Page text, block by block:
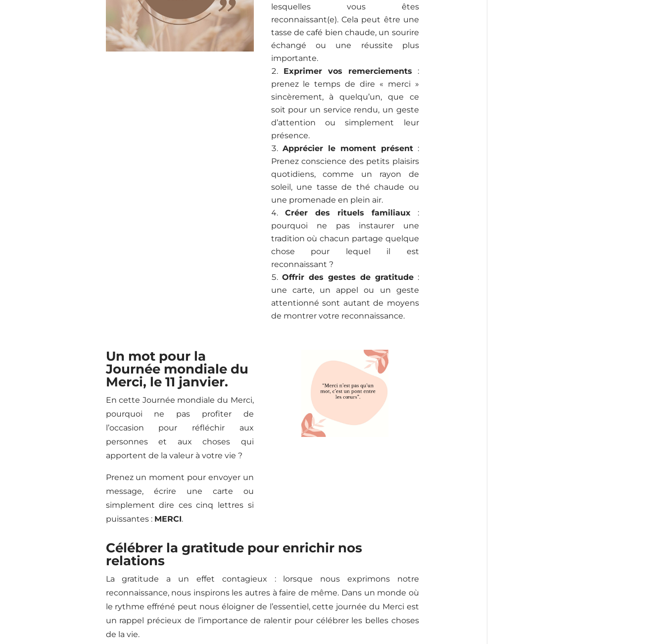
lesquelles vous êtes
reconnaissant(e). Cela peut être une
tasse de café bien chaude, un sourire
échangé ou une réussite plus
importante.
Exprimer vos remerciements :
prenez le temps de dire « merci »
sincèrement, à quelqu’un, que ce
soit pour un service rendu, un geste
d’attention ou simplement leur
présence.
Apprécier le moment présent:
Prenez conscience des petits plaisirs
quotidiens, comme un rayon de
soleil, une tasse de thé chaude ou
une promenade en plein air.
Créer des rituels familiaux:
pourquoi ne pas instaurer une
tradition où chacun partage quelque
chose pour lequel il est
reconnaissant ?
Offrir des gestes de gratitude:
une carte, un appel ou un geste
attentionné sont autant de moyens
de montrer votre reconnaissance.
Un mot pour la
Journée mondiale du
Merci, le 11 janvier.
En cette Journée mondiale du Merci,
pourquoi ne pas profiter de
l’occasion pour réfléchir aux
personnes et aux choses qui
apportent de la valeur à votre vie ?
Prenez un moment pour envoyer un
message, écrire une carte ou
simplement dire ces cinq lettres si
puissantes : MERCI.
Célébrer la gratitude pour enrichir nos
relations
La gratitude a un effet contagieux : lorsque nous exprimons notre
reconnaissance, nous inspirons les autres à faire de même. Dans un monde où
le rythme effréné peut nous éloigner de l’essentiel, cette journée du Merci est
un rappel précieux de l’importance de ralentir pour célébrer les belles choses
de la vie.